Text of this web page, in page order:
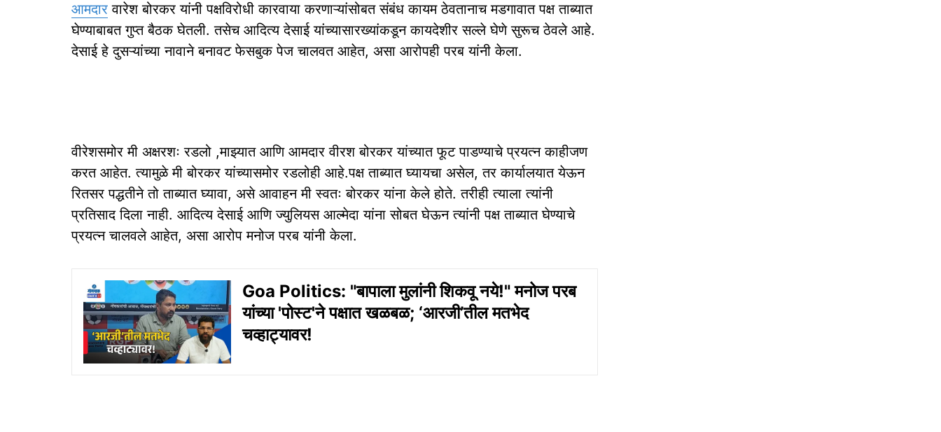
आमदार वारेश बोरकर यांनी पक्षविरोधी कारवाया करणाऱ्यांसोबत संबंध कायम ठेवतानाच मडगावात पक्ष ताब्यात
घेण्याबाबत गुप्त बैठक घेतली. तसेच आदित्य देसाई यांच्यासारख्यांकडून कायदेशीर सल्ले घेणे सुरूच ठेवले आहे.
देसाई हे दुसऱ्यांच्या नावाने बनावट फेसबुक पेज चालवत आहेत, असा आरोपही परब यांनी केला.
वीरेशसमोर मी अक्षरशः रडलो ,माझ्यात आणि आमदार वीरश बोरकर यांच्यात फूट पाडण्याचे प्रयत्न काहीजण
करत आहेत. त्यामुळे मी बोरकर यांच्यासमोर रडलोही आहे.पक्ष ताब्यात घ्यायचा असेल, तर कार्यालयात येऊन
रितसर पद्धतीने तो ताब्यात घ्यावा, असे आवाहन मी स्वतः बोरकर यांना केले होते. तरीही त्याला त्यांनी
प्रतिसाद दिला नाही. आदित्य देसाई आणि ज्युलियस आल्मेदा यांना सोबत घेऊन त्यांनी पक्ष ताब्यात घेण्याचे
प्रयत्न चालवले आहेत, असा आरोप मनोज परब यांनी केला.
Goa Politics: "बापाला मुलांनी शिकवू नये!" मनोज परब
यांच्या 'पोस्ट'ने पक्षात खळबळ; ‘आरजी’तील मतभेद
चव्‍हाट्यावर!